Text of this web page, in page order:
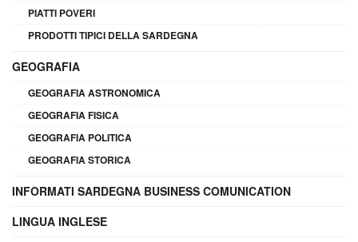
PIATTI POVERI
PRODOTTI TIPICI DELLA SARDEGNA
GEOGRAFIA
GEOGRAFIA ASTRONOMICA
GEOGRAFIA FISICA
GEOGRAFIA POLITICA
GEOGRAFIA STORICA
INFORMATI SARDEGNA BUSINESS COMUNICATION
LINGUA INGLESE